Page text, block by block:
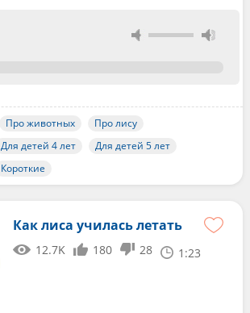
Про животных
Про лису
Для детей 4 лет
Для детей 5 лет
Короткие
Как лиса училась летать
12.7K 180 28 1:23